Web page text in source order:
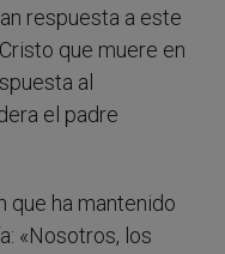
respuesta a este
que muere en
al
el padre
que ha mantenido
«Nosotros, los